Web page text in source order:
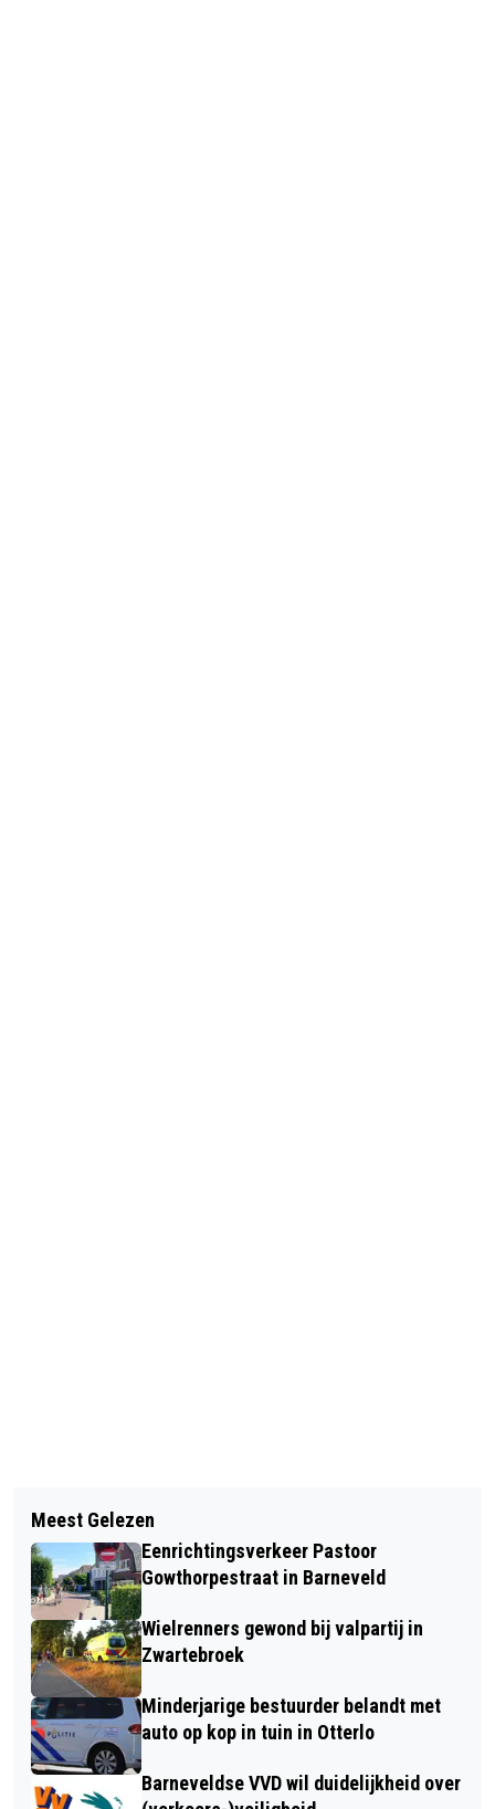
START TEKEN- EN SCHILDERCURSUS
GEZOCHT - DIEFSTAL UIT AUTOMAAT
– VALKSEWEG – BARNEVELD
Meest Gelezen
Eenrichtingsverkeer Pastoor
Gowthorpestraat in Barneveld
Wielrenners gewond bij valpartij in
Zwartebroek
Minderjarige bestuurder belandt met
auto op kop in tuin in Otterlo
Barneveldse VVD wil duidelijkheid over